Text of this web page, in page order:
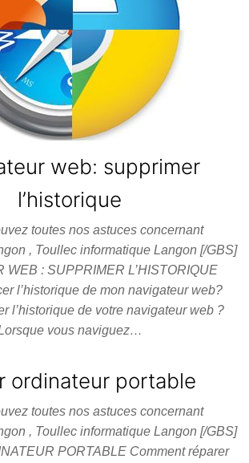
web: supprimer
l’historique
toutes nos astuces concernant
, Toullec informatique Langon [/GBS]
WEB : SUPPRIMER L’HISTORIQUE
l’historique de mon navigateur web?
l’historique de votre navigateur web ?
vous naviguez…
ordinateur portable
toutes nos astuces concernant
, Toullec informatique Langon [/GBS]
PORTABLE Comment réparer